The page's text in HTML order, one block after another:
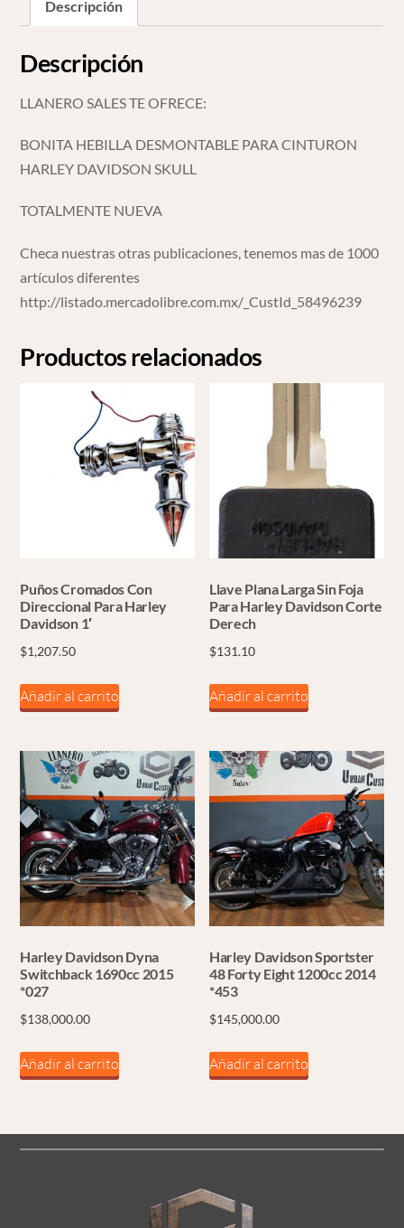
Descripción
Descripción
LLANERO SALES TE OFRECE:
BONITA HEBILLA DESMONTABLE PARA CINTURON
HARLEY DAVIDSON SKULL
TOTALMENTE NUEVA
Checa nuestras otras publicaciones, tenemos mas de 1000
artículos diferentes
http://listado.mercadolibre.com.mx/_CustId_58496239
Productos relacionados
Puños Cromados Con
Direccional Para Harley
Davidson 1′
$1,207.50
Añadir al carrito
Llave Plana Larga Sin Foja
Para Harley Davidson Corte
Derech
$131.10
Añadir al carrito
Harley Davidson Dyna
Switchback 1690cc 2015
*027
$138,000.00
Añadir al carrito
Harley Davidson Sportster
48 Forty Eight 1200cc 2014
*453
$145,000.00
Añadir al carrito